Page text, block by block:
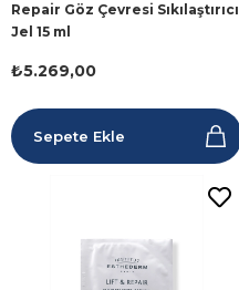
Repair Göz Çevresi Sıkılaştırıcı
Jel 15 ml
₺5.269,00
Sepete Ekle